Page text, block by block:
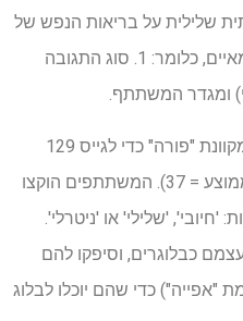
שלילית על בריאות הנפש של
מבוגרים, ומינוף שני משתנים עצמאיים, כלומר: 1. סוג התגובה
ומגדר המשתתף.
המחקר השתמש בפלטפורמה המקוונת "פורה" כדי לגייס 129
משתתפי המחקר (85 נשים, גיל ממוצע = 37). המשתתפים הוקצו
'שלילי' או 'ניטרלי'.
כבלוגרים, וסיפקו להם
"אפייה") כדי שהם יוכלו לבלוג